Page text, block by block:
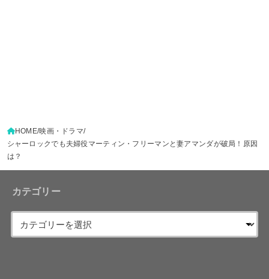
HOME 映画・ドラマ
シャーロックでも夫婦役マーティン・フリーマンと妻アマンダが破局！原因
は？
カテゴリー